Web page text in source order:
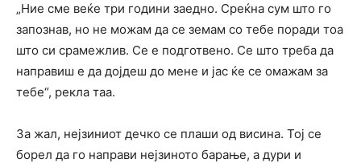
„Ние сме веќе три години заедно. Среќна сум што го
запознав, но не можам да се земам со тебе поради тоа
што си срамежлив. Се е подготвено. Се што треба да
направиш е да дојдеш до мене и јас ќе се омажам за
тебе“, рекла таа.
За жал, нејзиниот дечко се плаши од висина. Тој се
борел да го направи нејзиното барање, а дури и